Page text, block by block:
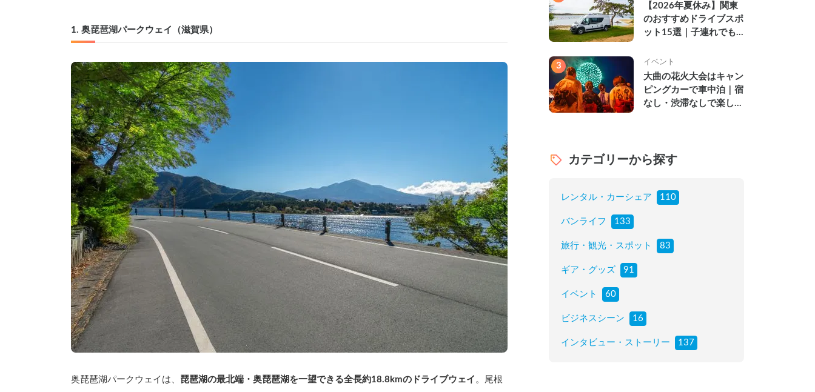
1. 奥琵琶湖パークウェイ（滋賀県）
奥琵琶湖パークウェイは、 琵琶湖の最北端・奥琵琶湖を一望できる全長約18.8kmのドライブウェイ 。尾根
【2026年夏休み】関東
のおすすめドライブスポ
ット15選｜子連れでも
ルメ・温泉を徹底解説
3 イベント
大曲の花火大会はキャン
ピングカーで車中泊｜宿
なし・渋滞なしで楽しむ
カテゴリーから探す
レンタル・カーシェア 110
バンライフ 133
旅行・観光・スポット 83
ギア・グッズ 91
イベント 60
ビジネスシーン 16
インタビュー・ストーリー 137